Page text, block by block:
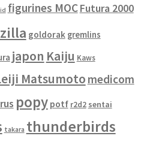
figurines MOCFutura 2000
goldorak gremlins
japon Kaiju Kaws
Matsumoto medicom
popy potf r2d2 sentai
takara thunderbirds